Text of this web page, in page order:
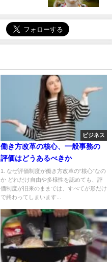
ビジネス
働き方改革の核心、一般事務の
評価はどうあるべきか
1. なぜ評価制度が働き方改革の“核心”なの
か どれだけ自由や多様性を認めても、評
価制度が旧来のままでは、すべてが形だけ
で終わってしまいます...